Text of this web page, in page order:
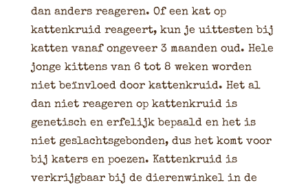
dan anders reageren. Of een kat op
kattenkruid reageert, kun je uittesten bij
katten vanaf ongeveer 3 maanden oud. Hele
jonge kittens van 6 tot 8 weken worden
niet beïnvloed door kattenkruid. Het al
dan niet reageren op kattenkruid is
genetisch en erfelijk bepaald en het is
niet geslachtsgebonden, dus het komt voor
bij katers en poezen. Kattenkruid is
verkrijgbaar bij de dierenwinkel in de